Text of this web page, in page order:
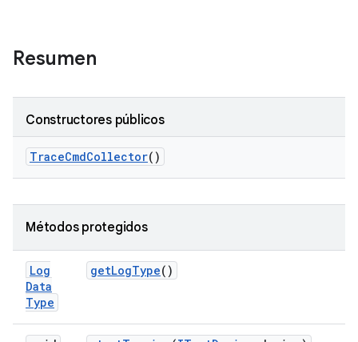
Resumen
Constructores públicos
TraceCmdCollector()
Métodos protegidos
Log
Data
Type
getLogType()